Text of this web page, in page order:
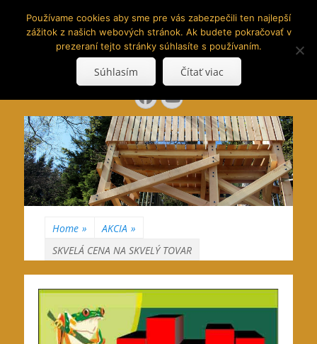
www.hranoly.sk
…kus prírody priamo k Vám
Search
Facebook
YouTube
Home » AKCIA »
SKVELÁ CENA NA SKVELÝ TOVAR
Používame cookies aby sme pre vás zabezpečili ten najlepší
zážitok z našich webových stránok. Ak budete pokračovať v
prezeraní tejto stránky súhlasíte s používaním.
Súhlasím Čítať viac